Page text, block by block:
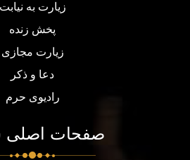
زیارت به نیابت
پخش زنده
زیارت مجازی
دعا و ذکر
رادیوی حرم
صفحات اصلی